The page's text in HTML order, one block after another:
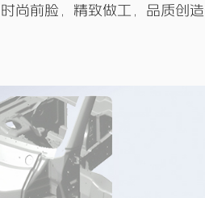
尚前脸，精致做工，品质创